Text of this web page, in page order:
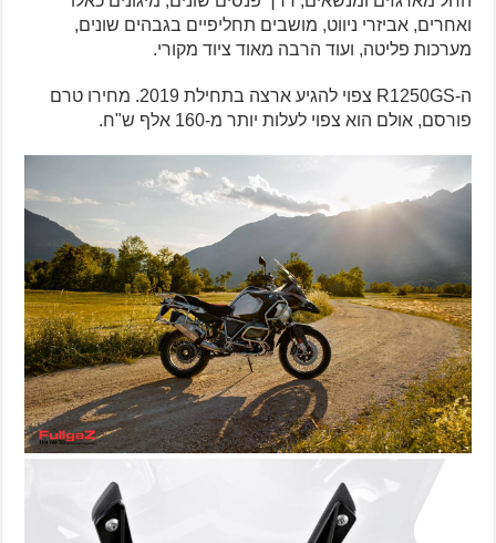
ואחרים, אביזרי ניווט, מושבים תחליפיים בגבהים שונים,
מערכות פליטה, ועוד הרבה מאוד ציוד מקורי.
ה-R1250GS צפוי להגיע ארצה בתחילת 2019. מחירו טרם
פורסם, אולם הוא צפוי לעלות יותר מ-160 אלף ש"ח.